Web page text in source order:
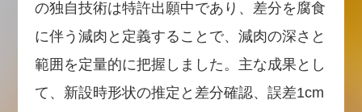
の独自技術は特許出願中であり、差分を腐食
に伴う減肉と定義することで、減肉の深さと
範囲を定量的に把握しました。主な成果とし
て、新設時形状の推定と差分確認、誤差1cm